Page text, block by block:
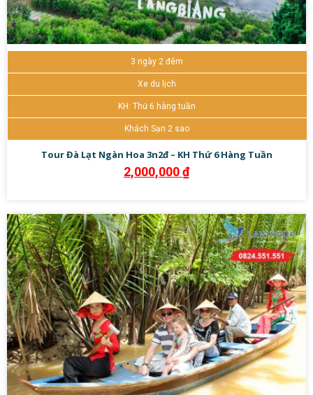
3 ngày 2 đêm
Xe du lịch
KH: Thứ 6 hàng tuần
Khách Sạn 2 sao
Tour Đà Lạt Ngàn Hoa 3n2đ – KH Thứ 6 Hàng Tuần
2,000,000₫